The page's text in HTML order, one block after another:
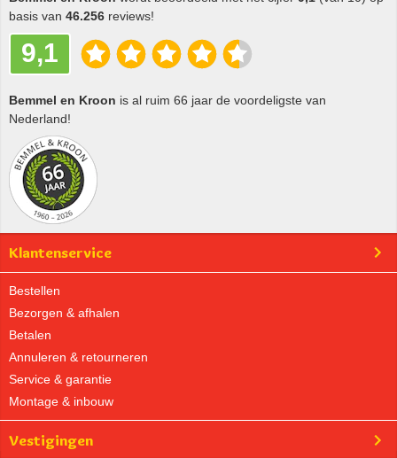
basis van 46.256 reviews!
9,1
Bemmel en Kroon is al ruim 66 jaar de voordeligste van
Nederland!
Klantenservice
Bestellen
Bezorgen & afhalen
Betalen
Annuleren & retourneren
Service & garantie
Montage & inbouw
Vestigingen